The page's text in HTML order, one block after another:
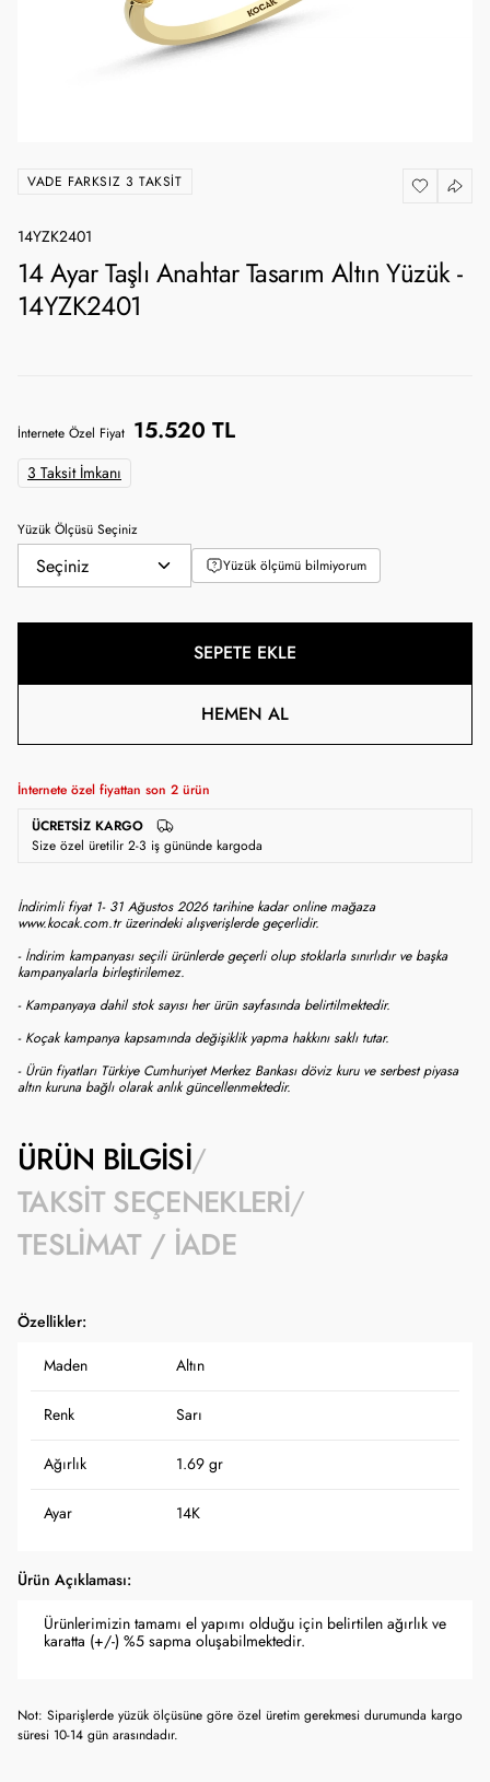
VADE FARKSIZ 3 TAKSIT
14YZK2401
14 Ayar Taşlı Anahtar Tasarım Altın Yüzük -
14YZK2401
İnternete Özel Fiyat 15.520 TL
3 Taksit İmkanı
Yüzük Ölçüsü Seçiniz
Yüzük ölçümü bilmiyorum
SEPETE EKLE
HEMEN AL
İnternete özel fiyattan son 2 ürün
ÜCRETSIZ KARGO
Size özel üretilir 2-3 iş gününde kargoda
İndirimli fiyat 1- 31 Ağustos 2026 tarihine kadar online mağaza
www.kocak.com.tr üzerindeki alışverişlerde geçerlidir.
- İndirim kampanyası seçili ürünlerde geçerli olup stoklarla sınırlıdır ve başka
kampanyalarla birleştirilemez.
- Kampanyaya dahil stok sayısı her ürün sayfasında belirtilmektedir.
- Koçak kampanya kapsamında değişiklik yapma hakkını saklı tutar.
- Ürün fiyatları Türkiye Cumhuriyet Merkez Bankası döviz kuru ve serbest piyasa
altın kuruna bağlı olarak anlık güncellenmektedir.
ÜRÜN BILGISI
TAKSIT SEÇENEKLERI
TESLIMAT / İADE
Özellikler:
Maden Altın
Renk Sarı
Ağırlık 1.69 gr
Ayar 14K
Ürün Açıklaması:
Ürünlerimizin tamamı el yapımı olduğu için belirtilen ağırlık ve
karatta (+/-) %5 sapma oluşabilmektedir.
Not: Siparişlerde yüzük ölçüsüne göre özel üretim gerekmesi durumunda kargo
süresi 10-14 gün arasındadır.